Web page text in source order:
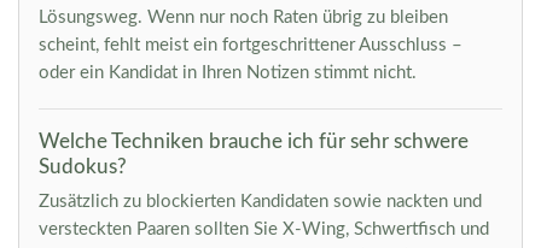
Lösungsweg. Wenn nur noch Raten übrig zu bleiben
scheint, fehlt meist ein fortgeschrittener Ausschluss –
oder ein Kandidat in Ihren Notizen stimmt nicht.
Welche Techniken brauche ich für sehr schwere
Sudokus?
Zusätzlich zu blockierten Kandidaten sowie nackten und
versteckten Paaren sollten Sie X-Wing, Schwertfisch und